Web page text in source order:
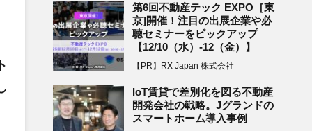
第6回不動産テック EXPO［東
京]開催！注目の出展企業や必
聴セミナーをピックアップ
【12/10（水）-12（金）】
【PR】RX Japan 株式会社
IoT賃貸で差別化を図る不動産
開発会社の戦略。Jグランドの
スマートホーム導入事例